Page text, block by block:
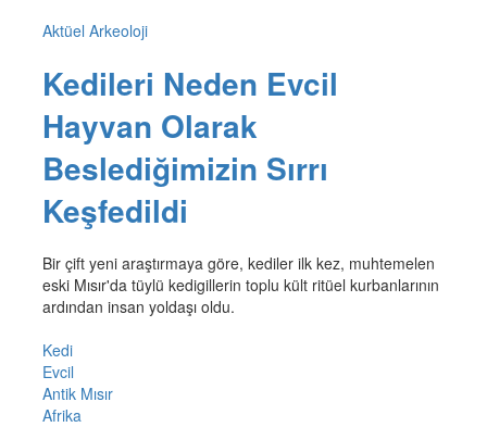
Aktüel Arkeoloji
Kedileri Neden Evcil
Hayvan Olarak
Beslediğimizin Sırrı
Keşfedildi
Bir çift yeni araştırmaya göre, kediler ilk kez, muhtemelen
eski Mısır'da tüylü kedigillerin toplu kült ritüel kurbanlarının
ardından insan yoldaşı oldu.
Kedi
Evcil
Antik Mısır
Afrika